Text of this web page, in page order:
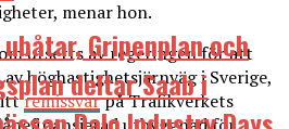
menar hon.
utsetts av regeringen för att
höghastighetsjärnväg i Sverige,
remissvarpå Trafikverkets
Gripenplan och
deltar Saab i